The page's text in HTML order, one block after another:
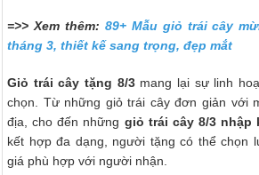
=>> Xem thêm: 89+ Mẫu giỏ trái cây
tháng 3, thiết kế sang trọng, đẹp mắt
Giỏ trái cây tặng 8/3mang lại sự linh
chọn. Từ những giỏ trái cây đơn giản với
địa, cho đến những giỏ trái cây 8/3 nhập
kết hợp đa dạng, người tặng có thể chọn
giá phù hợp với người nhận.